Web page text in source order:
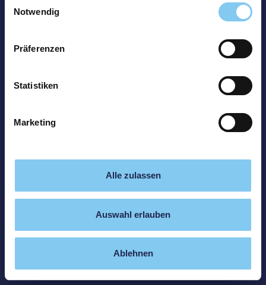
Notwendig
Präferenzen
Statistiken
Marketing
Alle zulassen
Auswahl erlauben
Ablehnen